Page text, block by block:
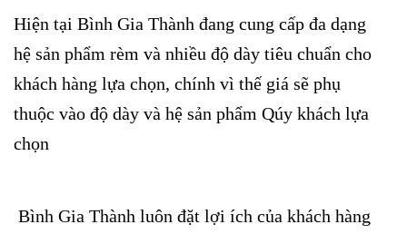
Hiện tại Bình Gia Thành đang cung cấp đa dạng
hệ sản phẩm rèm và nhiều độ dày tiêu chuẩn cho
khách hàng lựa chọn, chính vì thế giá sẽ phụ
thuộc vào độ dày và hệ sản phẩm Qúy khách lựa
chọn
Bình Gia Thành luôn đặt lợi ích của khách hàng